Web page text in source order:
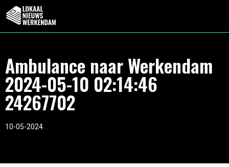
Ambulance naar Werkendam
2024-05-10 02:14:46
24267702
10-05-2024